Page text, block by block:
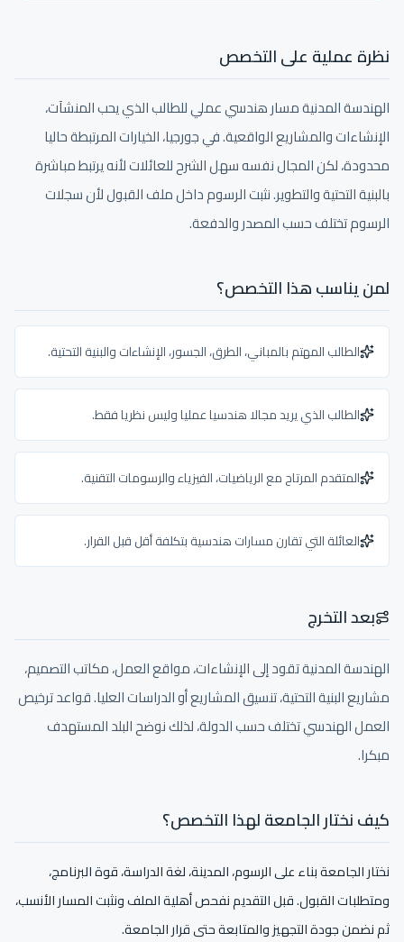
نظرة عملية على التخصص
الهندسة المدنية مسار هندسي عملي للطالب الذي يحب المنشآت،
الإنشاءات والمشاريع الواقعية. في جورجيا، الخيارات المرتبطة حاليا
محدودة، لكن المجال نفسه سهل الشرح للعائلات لأنه يرتبط مباشرة
بالبنية التحتية والتطوير. نثبت الرسوم داخل ملف القبول لأن سجلات
الرسوم تختلف حسب المصدر والدفعة.
لمن يناسب هذا التخصص؟
الطالب المهتم بالمباني، الطرق، الجسور، الإنشاءات والبنية التحتية.
الطالب الذي يريد مجالا هندسيا عمليا وليس نظريا فقط.
المتقدم المرتاح مع الرياضيات، الفيزياء والرسومات التقنية.
العائلة التي تقارن مسارات هندسية بتكلفة أقل قبل القرار.
بعد التخرج
الهندسة المدنية تقود إلى الإنشاءات، مواقع العمل، مكاتب التصميم،
مشاريع البنية التحتية، تنسيق المشاريع أو الدراسات العليا. قواعد ترخيص
العمل الهندسي تختلف حسب الدولة، لذلك نوضح البلد المستهدف
مبكرا.
كيف نختار الجامعة لهذا التخصص؟
نختار الجامعة بناء على الرسوم، المدينة، لغة الدراسة، قوة البرنامج،
ومتطلبات القبول. قبل التقديم نفحص أهلية الملف ونثبت المسار الأنسب،
ثم نضمن جودة التجهيز والمتابعة حتى قرار الجامعة.